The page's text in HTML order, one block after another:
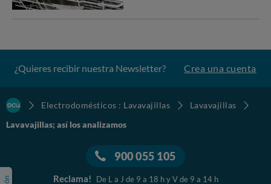
¿Quieres recibir nuestra Newsletter? Crea una cuenta
Electrodomésticos : Lavavajillas
Lavavajillas
Lavavajillas; así los analizamos
900 055 105
Reclama! De L a J de 9 a 18 h y V de 9 a 14 h